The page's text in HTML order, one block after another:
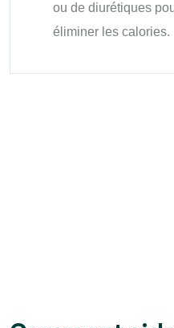
ou de diurétiques
éliminer les calories.